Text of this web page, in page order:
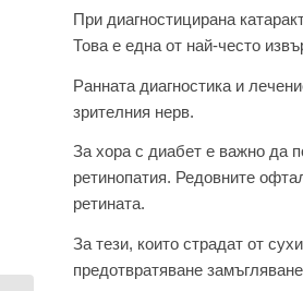
При диагностицирана
Това е една от най-често
Ранната диагностика и
зрителния нерв.
За хора с диабет е важно да
ретинопатия. Редовните
ретината.
За тези, които страдат от
предотвратяване